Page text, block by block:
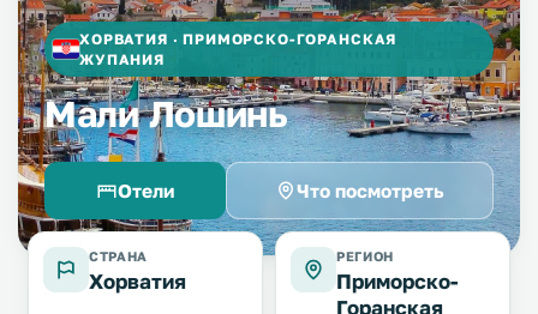
ХОРВАТИЯ · ПРИМОРСКО-ГОРАНСКАЯ
ЖУПАНИЯ
Мали Лошинь
Отели Что посмотреть
СТРАНА
Хорватия
РЕГИОН
Приморско-
Горанская